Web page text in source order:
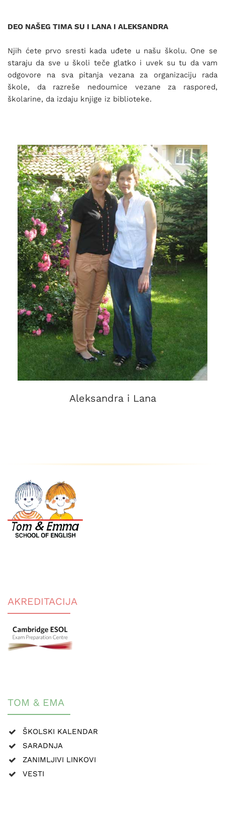
DEO NAŠEG TIMA SU I LANA I ALEKSANDRA
Njih ćete prvo sresti kada uđete u našu školu. One se
staraju da sve u školi teče glatko i uvek su tu da vam
odgovore na sva pitanja vezana za organizaciju rada
škole, da razreše nedoumice vezane za raspored,
školarine, da izdaju knjige iz biblioteke.
Aleksandra i Lana
AKREDITACIJA
TOM & EMA
ŠKOLSKI KALENDAR
SARADNJA
ZANIMLJIVI LINKOVI
VESTI